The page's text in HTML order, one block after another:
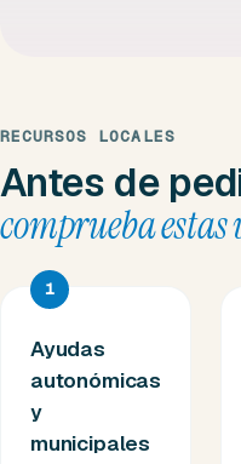
RECURSOS LOCALES
Antes de
comprueba
1
Ayudas
autonómicas
y
municipales